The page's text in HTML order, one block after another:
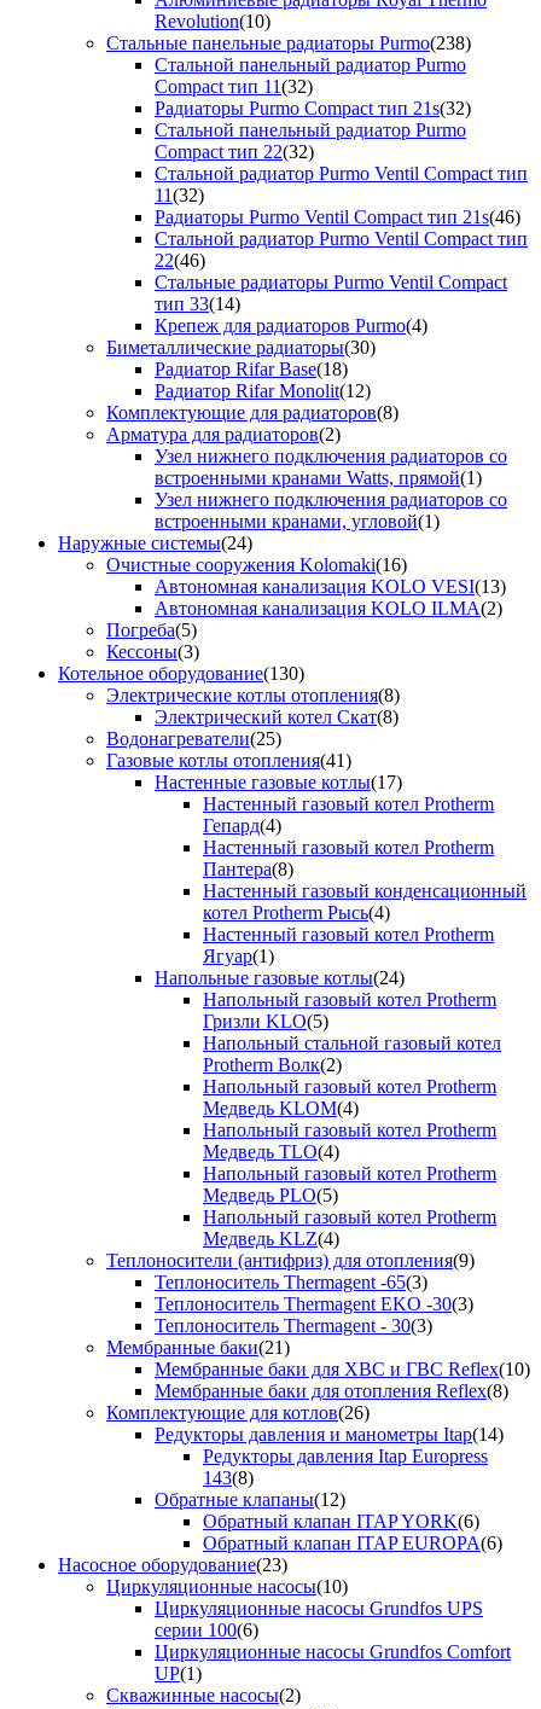
Revolution(10)
Стальные панельные радиаторы Purmo(238)
Стальной панельный радиатор Purmo
Compact тип 11(32)
Радиаторы Purmo Compact тип 21s(32)
Стальной панельный радиатор Purmo
Compact тип 22(32)
Стальной радиатор Purmo Ventil Compact тип
11(32)
Радиаторы Purmo Ventil Compact тип 21s(46)
Стальной радиатор Purmo Ventil Compact тип
22(46)
Стальные радиаторы Purmo Ventil Compact
тип 33(14)
Крепеж для радиаторов Purmo(4)
Биметаллические радиаторы(30)
Радиатор Rifar Base(18)
Радиатор Rifar Monolit(12)
Комплектующие для радиаторов(8)
Арматура для радиаторов(2)
Узел нижнего подключения радиаторов со
встроенными кранами Watts, прямой(1)
Узел нижнего подключения радиаторов со
встроенными кранами, угловой(1)
Наружные системы(24)
Очистные сооружения Kolomaki(16)
Автономная канализация KOLO VESI(13)
Автономная канализация KOLO ILMA(2)
Погреба(5)
Кессоны(3)
Котельное оборудование(130)
Электрические котлы отопления(8)
Электрический котел Скат(8)
Водонагреватели(25)
Газовые котлы отопления(41)
Настенные газовые котлы(17)
Настенный газовый котел Protherm
Гепард(4)
Настенный газовый котел Protherm
Пантера(8)
Настенный газовый конденсационный
котел Protherm Рысь(4)
Настенный газовый котел Protherm
Ягуар(1)
Напольные газовые котлы(24)
Напольный газовый котел Protherm
Гризли KLO(5)
Напольный стальной газовый котел
Protherm Волк(2)
Напольный газовый котел Protherm
Медведь KLOM(4)
Напольный газовый котел Protherm
Медведь TLO(4)
Напольный газовый котел Protherm
Медведь PLO(5)
Напольный газовый котел Protherm
Медведь KLZ(4)
Теплоносители (антифриз) для отопления(9)
Теплоноситель Thermagent -65(3)
Теплоноситель Thermagent EKO -30(3)
Теплоноситель Thermagent - 30(3)
Мембранные баки(21)
Мембранные баки для ХВС и ГВС Reflex(10)
Мембранные баки для отопления Reflex(8)
Комплектующие для котлов(26)
Редукторы давления и манометры Itap(14)
Редукторы давления Itap Europress
143(8)
Обратные клапаны(12)
Обратный клапан ITAP YORK(6)
Обратный клапан ITAP EUROPA(6)
Насосное оборудование(23)
Циркуляционные насосы(10)
Циркуляционные насосы Grundfos UPS
серии 100(6)
Циркуляционные насосы Grundfos Comfort
UP(1)
Скважинные насосы(2)